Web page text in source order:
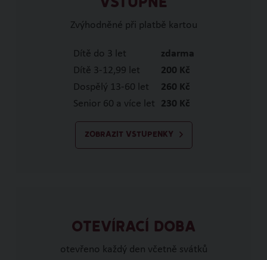
VSTUPNÉ
Zvýhodněné při platbě kartou
Dítě do 3 let
zdarma
Dítě 3-12,99 let
200 Kč
Dospělý 13-60 let
260 Kč
Senior 60 a více let
230 Kč
ZOBRAZIT VSTUPENKY
OTEVÍRACÍ DOBA
otevřeno každý den včetně svátků